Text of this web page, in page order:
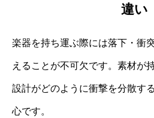
違い
楽器を持ち運ぶ際には落下・衝
えることが不可欠です。素材が
設計がどのように衝撃を分散す
心です。